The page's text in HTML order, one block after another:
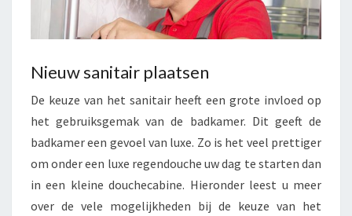
Nieuw sanitair plaatsen
De keuze van het sanitair heeft een grote invloed op
het gebruiksgemak van de badkamer. Dit geeft de
badkamer een gevoel van luxe. Zo is het veel prettiger
om onder een luxe regendouche uw dag te starten dan
in een kleine douchecabine. Hieronder leest u meer
over de vele mogelijkheden bij de keuze van het